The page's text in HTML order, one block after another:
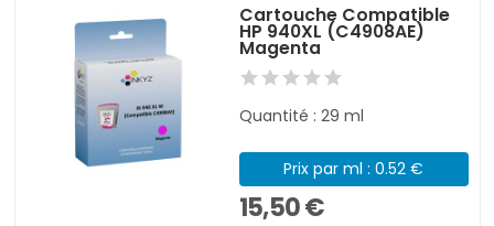
Cartouche Compatible
HP 940XL (C4908AE)
Magenta
Quantité : 29 ml
Prix par ml : 0.52 €
15,50 €